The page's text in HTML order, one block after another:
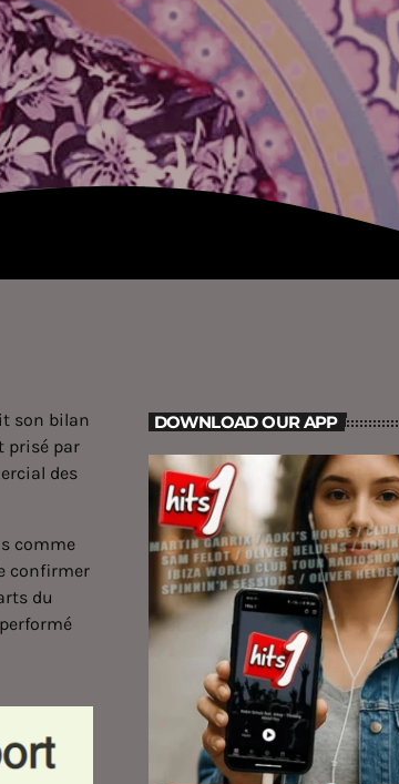
son bilan
prisé par
des
comme
confirmer
du
DOWNLOAD OUR APP